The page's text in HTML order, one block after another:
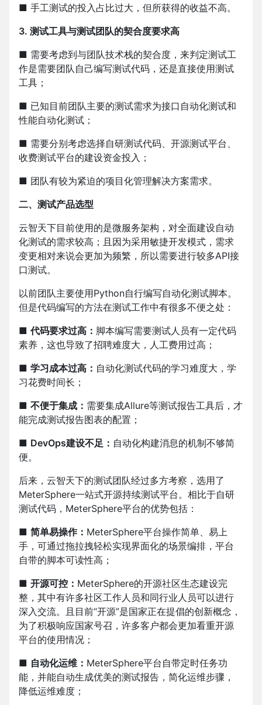
■ 手工测试的投入占比过大，但所获得的收益不高。
3. 测试工具与测试团队的契合度要求高
■ 需要考虑到与团队技术栈的契合度，来判定测试工
作是需要团队自己编写测试代码，还是直接使用测试
工具；
■ 已知目前团队主要的测试需求为接口自动化测试和
性能自动化测试；
■ 需要分别考虑选择自研测试代码、开源测试平台、
收费测试平台的建设资金投入；
■ 团队有较为紧迫的项目化管理解决方案需求。
二、测试产品选型
云智天下目前使用的是微服务架构，对全面建设自动
化测试的需求较高；且因为采用敏捷开发模式，需求
变更相对来说会更加为频繁，所以需要进行较多API接
口测试。
以前团队主要使用Python自行编写自动化测试脚本。
但是代码编写的方法在测试工作中有很多不便之处：
■ 代码要求过高： 脚本编写需要测试人员有一定代码
素养，这也导致了招聘难度大，人工费用过高；
■ 学习成本过高： 自动化测试代码的学习难度大，学
习花费时间长；
■ 不便于集成： 需要集成Allure等测试报告工具后，才
能完成测试报告图表的配置；
■ DevOps建设不足： 自动化构建消息的机制不够简
便。
后来，云智天下的测试团队经过多方考察，选用了
MeterSphere一站式开源持续测试平台。相比于自研
测试代码，MeterSphere平台的优势包括：
■ 简单易操作： MeterSphere平台操作简单、易上
手，可通过拖拉拽轻松实现界面化的场景编排，平台
自带的脚本可读性高；
■ 开源可控： MeterSphere的开源社区生态建设完
整，其中有许多社区工作人员和同行业人员可以进行
深入交流。且目前“开源”是国家正在提倡的创新概念，
为了积极响应国家号召，许多客户都会更加看重开源
平台的使用情况；
■ 自动化运维： MeterSphere平台自带定时任务功
能，并能自动生成优美的测试报告，简化运维步骤，
降低运维难度；